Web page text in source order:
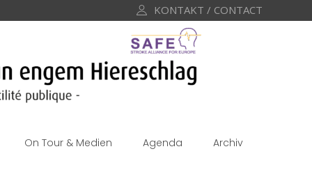
KONTAKT / CONTACT
On Tour & Medien Agenda Archiv